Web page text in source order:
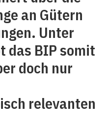
an Gütern
Unter
das BIP somit
doch nur
relevanten